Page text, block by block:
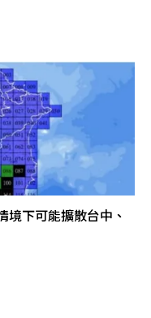
下可能擴散台中、